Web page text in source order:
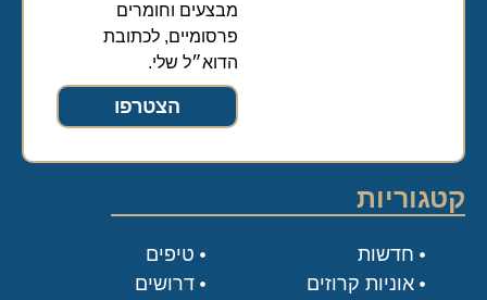
מבצעים וחומרים
פרסומיים, לכתובת
הדוא״ל שלי.
הצטרפו
קטגוריות
טיפים
דרושים
חדשות
אוניות קרוזים